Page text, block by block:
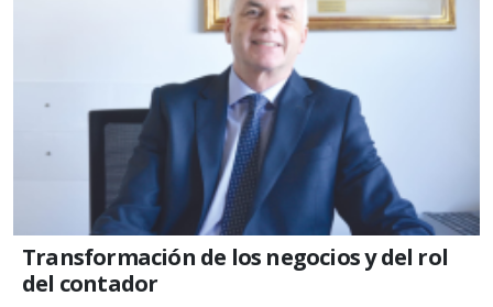
Transformación de los negocios y del rol
del contador